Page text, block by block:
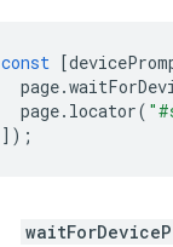
const [
page.
page. locator(
]);